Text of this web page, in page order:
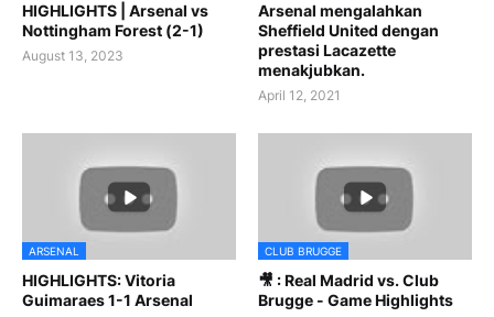
HIGHLIGHTS | Arsenal vs
Nottingham Forest (2-1)
August 13, 2023
Arsenal mengalahkan
Sheffield United dengan
prestasi Lacazette
menakjubkan.
April 12, 2021
ARSENAL
HIGHLIGHTS: Vitoria
Guimaraes 1-1 Arsenal
CLUB BRUGGE
🎥 : Real Madrid vs. Club
Brugge - Game Highlights